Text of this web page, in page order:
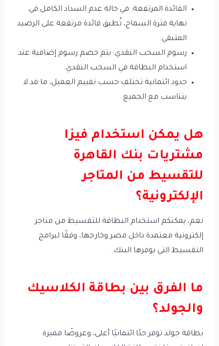
الفائدة المرتفعة: في حالة عدم السداد الكامل في
نهاية فترة السماح، تُطبق فائدة مرتفعة على الرصيد
المتبقي.
رسوم السحب النقدي: يتم خصم رسوم إضافية عند
استخدام البطاقة في السحب النقدي.
حدود ائتمانية تختلف حسب تقييم العميل، ما قد لا
يتناسب مع الجميع.
هل يمكن استخدام فيزا
مشتريات بنك القاهرة
للتقسيط من المتاجر
الإلكترونية؟
نعم، يمكنكم استخدام البطاقة للتقسيط من متاجر
إلكترونية معتمدة داخل مصر وخارجها، وفقًا لبرامج
التقسيط التي يوفرها البنك.
ما الفرق بين بطاقة الكلاسيك
والجولد؟
بطاقة جولد توفر حدًا ائتمانيًا أعلى، وعروضًا مميزة